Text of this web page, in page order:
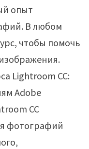
опыт
В любом
чтобы помочь
Lightroom CC:
Adobe
CC
фотографий